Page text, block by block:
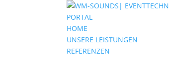
PORTAL
HOME
UNSERE LEISTUNGEN
REFERENZEN